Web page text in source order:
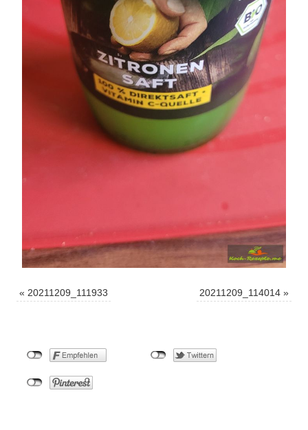
« 20211209_111933 20211209_114014 »